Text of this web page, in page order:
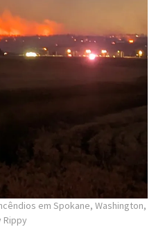
em Spokane, Washington,
Rippy